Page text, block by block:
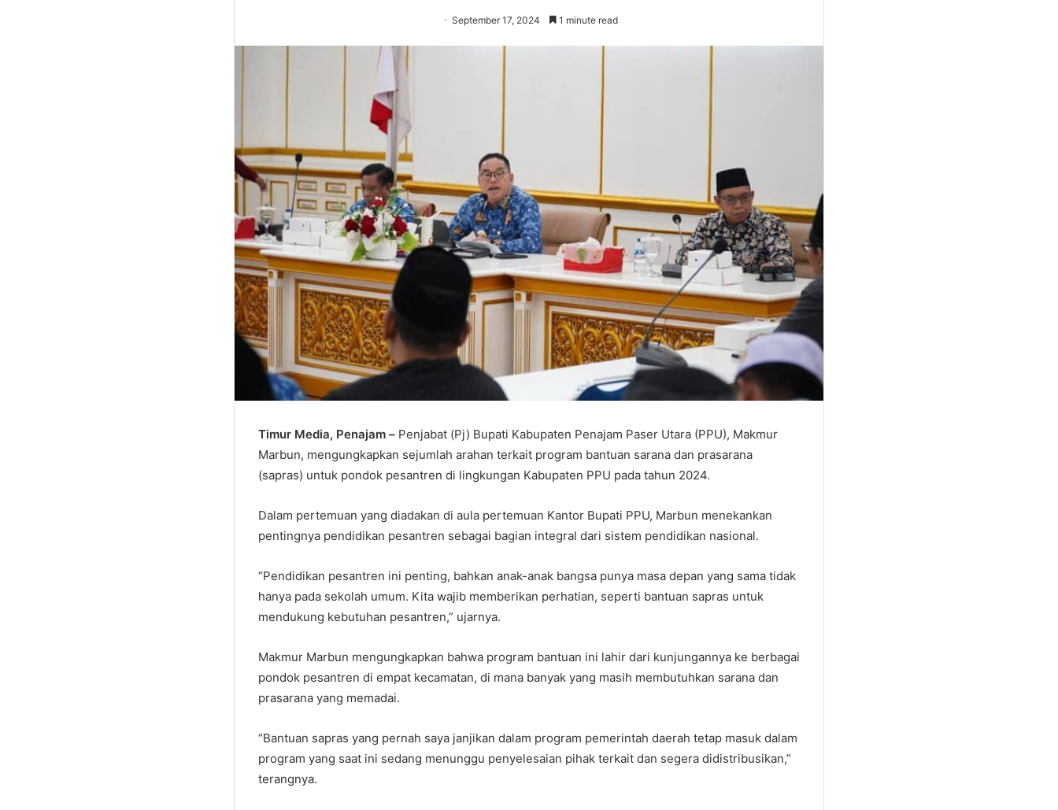
September 17, 2024 1 minute read
Timur Media, Penajam – Penjabat (Pj) Bupati Kabupaten Penajam Paser Utara (PPU), Makmur
Marbun, mengungkapkan sejumlah arahan terkait program bantuan sarana dan prasarana
(sapras) untuk pondok pesantren di lingkungan Kabupaten PPU pada tahun 2024.
Dalam pertemuan yang diadakan di aula pertemuan Kantor Bupati PPU, Marbun menekankan
pentingnya pendidikan pesantren sebagai bagian integral dari sistem pendidikan nasional.
“Pendidikan pesantren ini penting, bahkan anak-anak bangsa punya masa depan yang sama tidak
hanya pada sekolah umum. Kita wajib memberikan perhatian, seperti bantuan sapras untuk
mendukung kebutuhan pesantren,” ujarnya.
Makmur Marbun mengungkapkan bahwa program bantuan ini lahir dari kunjungannya ke berbagai
pondok pesantren di empat kecamatan, di mana banyak yang masih membutuhkan sarana dan
prasarana yang memadai.
“Bantuan sapras yang pernah saya janjikan dalam program pemerintah daerah tetap masuk dalam
program yang saat ini sedang menunggu penyelesaian pihak terkait dan segera didistribusikan,”
terangnya.